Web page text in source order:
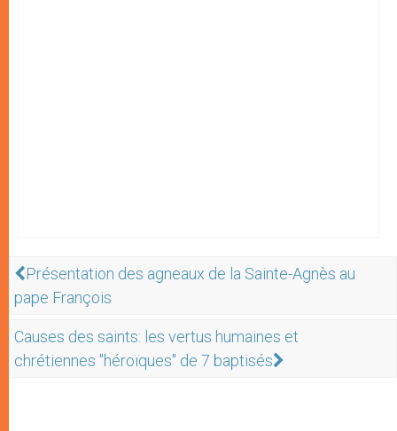
Présentation des agneaux de la Sainte-Agnès au
pape François
Causes des saints: les vertus humaines et
chrétiennes "héroïques" de 7 baptisés